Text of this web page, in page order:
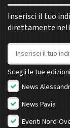
Inserisci il tuo
direttamente
Indirizzo email
Scegli le tue
News
News Pavia
Eventi Nord-